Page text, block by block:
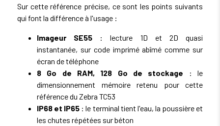
Sur cette référence précise, ce sont les points suivants
qui font la différence à l'usage :
Imageur SE55 : lecture 1D et 2D quasi
instantanée, sur code imprimé abîmé comme sur
écran de téléphone
8 Go de RAM, 128 Go de stockage : le
dimensionnement mémoire retenu pour cette
référence du Zebra TC53
IP68 et IP65 : le terminal tient l'eau, la poussière et
les chutes répétées sur béton